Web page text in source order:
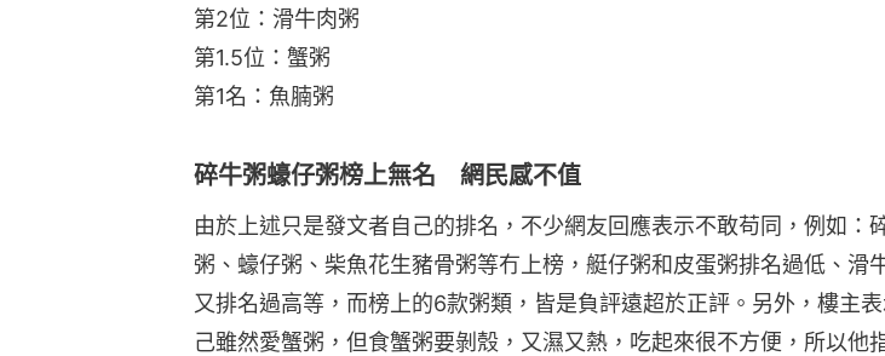
第2位：滑牛肉粥
第1.5位：蟹粥
第1名：魚腩粥
碎牛粥蠔仔粥榜上無名 網民感不值
由於上述只是發文者自己的排名，不少網友回應表示不敢苟同，例如：
粥、蠔仔粥、柴魚花生豬骨粥等冇上榜，艇仔粥和皮蛋粥排名過低、滑
又排名過高等，而榜上的6款粥類，皆是負評遠超於正評。另外，樓主
己雖然愛蟹粥，但食蟹粥要剝殼，又濕又熱，吃起來很不方便，所以他